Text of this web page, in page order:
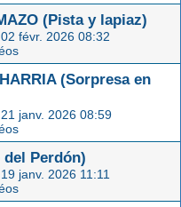
(Pista y lapiaz)
02 févr. 2026 08:32
(Sorpresa en
21 janv. 2026 08:59
del Perdón)
19 janv. 2026 11:11